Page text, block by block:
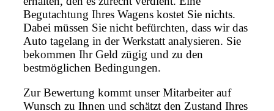
Begutachtung Ihres Wagens kostet Sie nichts.
Dabei müssen Sie nicht befürchten, dass wir das
Auto tagelang in der Werkstatt analysieren. Sie
bekommen Ihr Geld zügig und zu den
bestmöglichen Bedingungen.
Zur Bewertung kommt unser Mitarbeiter auf
Wunsch zu Ihnen und schätzt den Zustand Ihres